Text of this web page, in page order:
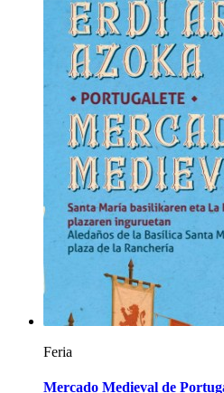
Feria
Mercado Medieval de